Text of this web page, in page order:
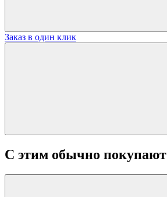
Заказ в один клик
С этим обычно покупают